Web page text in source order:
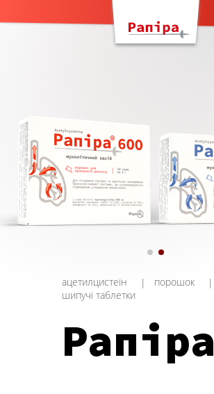
Рапіра.
Ліки
ацетилцистеїн
порошок
шипучі таблетки
Рапіра